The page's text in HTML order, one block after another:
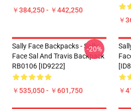
￥384,250 - ￥442,250
￥
Sally Face Backpacks - Sally
Face Sal And Travis Backpack
RB0106 [ID9222]
￥535,050 - ￥601,750
-20%
￥